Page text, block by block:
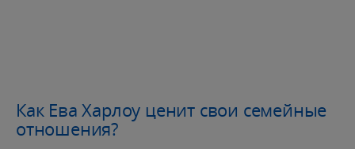
Как Ева Харлоу ценит свои семейные
отношения?